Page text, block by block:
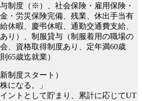
制度（※）、社会保険・雇用保険・
・労災保険完備、残業、休出手当有
休暇、慶弔休暇、通勤交通費支給、
り）、制服貸与（制服着用の職場の
、資格取得制度あり、定年満60歳
65歳迄就業）
制度スタート）
になる。」
ントとして貯まり、累計に応じてUT